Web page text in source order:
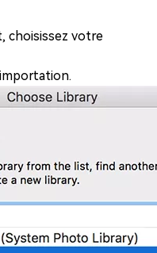
choisissez votre